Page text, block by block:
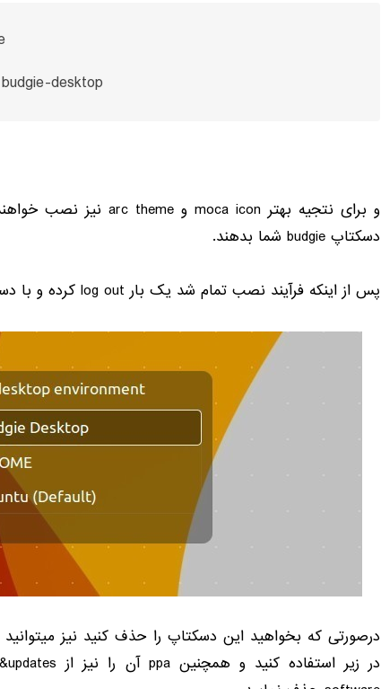
desktop
و برای نتجیه بهتر moca icon و arc theme نیز نصب
دسکتاپ budgie شما بدهند.
پس از اینکه فرآیند نصب تمام شد یک بار log out کرده و با
درصورتی که بخواهید این دسکتاپ را حذف کنید نیز میتوانید
در زیر استفاده کنید و همچنینppa آن را نیز از